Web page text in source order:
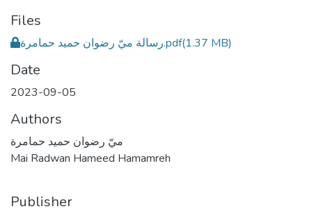
Files
رسالة ميّ رضوان حميد حمامرة.pdf(1.37 MB)
Date
2023-09-05
Authors
ميّ رضوان حميد حمامرة
Mai Radwan Hameed Hamamreh
Publisher